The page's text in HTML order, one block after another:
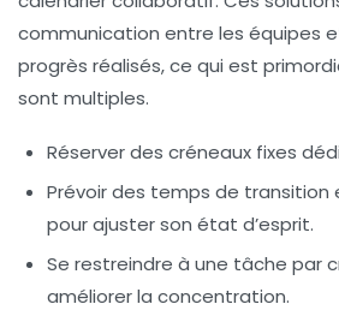
communication entre les équipes
progrès réalisés, ce qui est
sont multiples.
Réserver des créneaux fixes
Prévoir des temps de transition
pour ajuster son état d’esprit.
Se restreindre à une tâche par
améliorer la concentration.